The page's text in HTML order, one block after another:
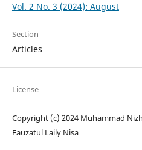
Vol. 2 No. 3 (2024): August
Section
Articles
License
Copyright (c) 2024 Muhammad
Fauzatul Laily Nisa